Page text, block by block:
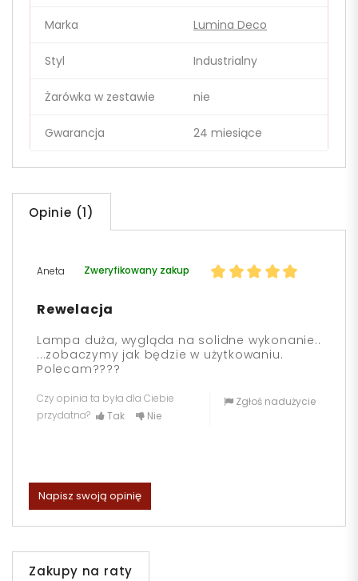
Marka Lumina Deco
Styl Industrialny
Żarówka w zestawie nie
Gwarancja 24 miesiące
Opinie (1)
Aneta Zweryfikowany zakup
Rewelacja
Lampa duża, wygląda na solidne wykonanie..
...zobaczymy jak będzie w użytkowaniu.
Polecam????
Czy opinia ta była dla Ciebie
przydatna?
Tak Nie
Zgłoś nadużycie
Napisz swoją opinię
Zakupy na raty